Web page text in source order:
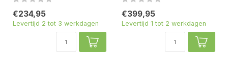
€234,95
Levertijd 2 tot 3 werkdagen
€399,95
Levertijd 1 tot 2 werkdagen